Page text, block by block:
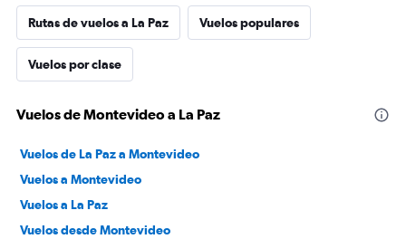
Rutas de vuelos a La Paz Vuelos populares
Vuelos por clase
Vuelos de Montevideo a La Paz
Vuelos de La Paz a Montevideo
Vuelos a Montevideo
Vuelos a La Paz
Vuelos desde Montevideo